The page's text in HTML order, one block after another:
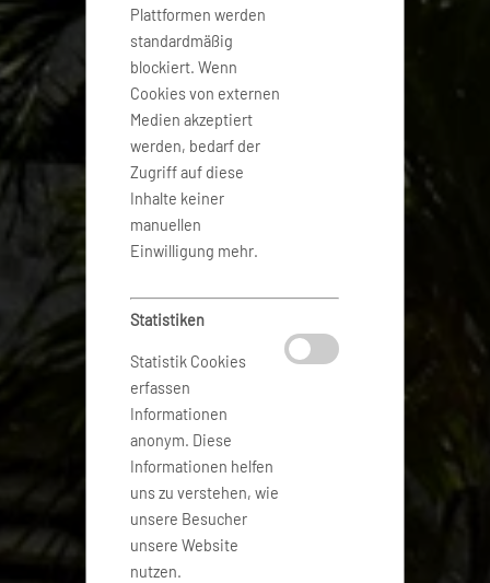
Plattformen werden
standardmäßig
blockiert. Wenn
Cookies von externen
Medien akzeptiert
werden, bedarf der
Zugriff auf diese
Inhalte keiner
manuellen
Einwilligung mehr.
Statistiken
Statistik Cookies
erfassen
Informationen
anonym. Diese
Informationen helfen
uns zu verstehen, wie
unsere Besucher
unsere Website
nutzen.